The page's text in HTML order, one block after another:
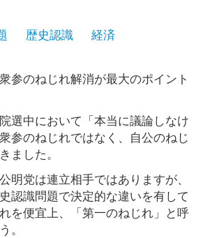
歴史認識
経済
参のねじれ解消が最大のポイント
選中において「本当に議論しなけ
参のねじれではなく、自公のねじ
ました。
明党は連立相手ではありますが、
認識問題で決定的な違いを有して
を便宜上、「第一のねじれ」と呼
。